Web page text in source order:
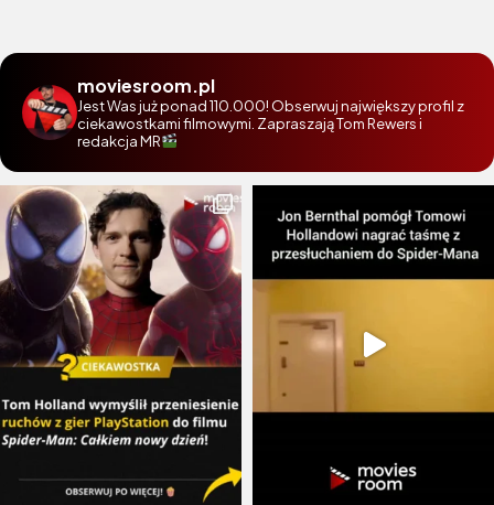
moviesroom.pl
Jest Was już ponad 110.000! Obserwuj największy profil z
ciekawostkami filmowymi. Zapraszają Tom Rewers i
redakcja MR